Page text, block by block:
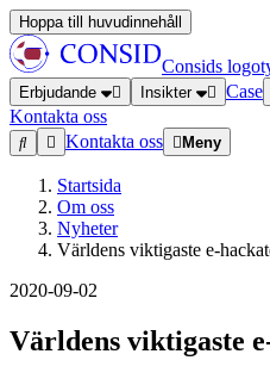
Hoppa till huvudinnehåll
Consids
Erbjudande Insikter Case
Kontakta oss
Kontakta oss
Meny
Startsida
Om oss
Nyheter
Världens viktigaste e-
2020-09-02
Världens viktigaste